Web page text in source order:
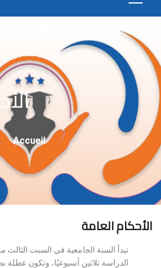
Fil
D'Ariane
Accueil
الأحكام العامة
تبدأ السنة الجامعية في السبت الثالث
الدراسة ثلاثين أسبوعيًا، وتكون عطلة